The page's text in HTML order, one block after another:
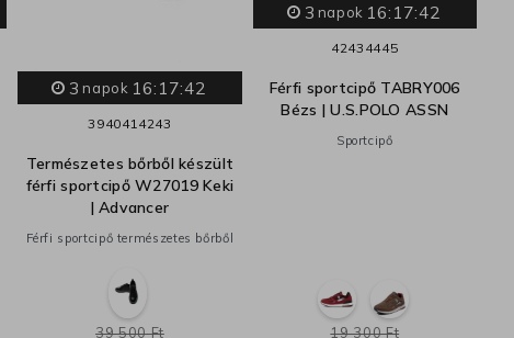
3 napok 16:17:41
394041 4243
Természetes bőrből készült
férfi sportcipő W27019 Keki
| Advancer
Férfi sportcipő természetes bőrből
39 500 Ft
3 napok 16:17:41
4243 4445
Férfi sportcipő TABRY006
Bézs | U.S.POLO ASSN
Sportcipő
19 300 Ft